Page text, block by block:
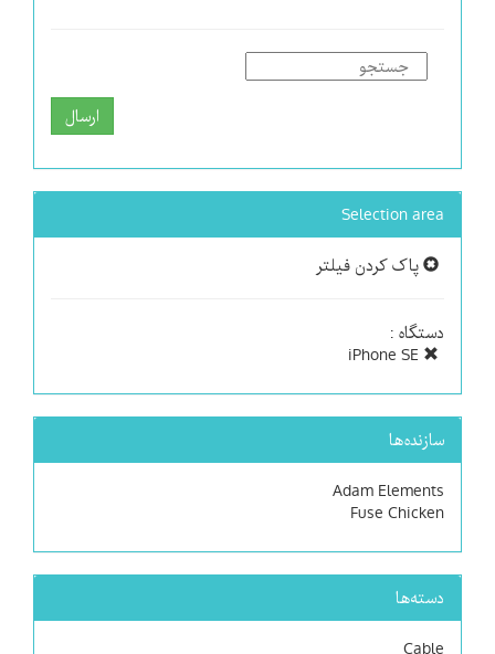
ارسال
Selection area
پاک کردن فیلتر
دستگاه :
سازنده‌ها
Adam Elements
Fuse Chicken
دسته‌ها
Cable